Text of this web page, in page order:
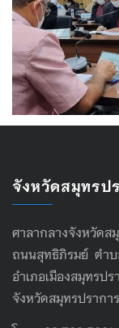
จังหวัดสมุทรป
ศาลากลางจังหวัดส
ถนนสุทธิภิรมย์ ตำบ
อำเภอเมืองสมุทรปร
จังหวัดสมุทรปรากา